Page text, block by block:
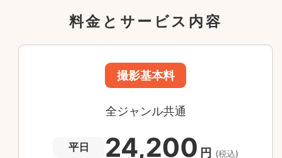
料金とサービス内容
(目安)撮影
フォトグラファー出張料*
全額返金保証